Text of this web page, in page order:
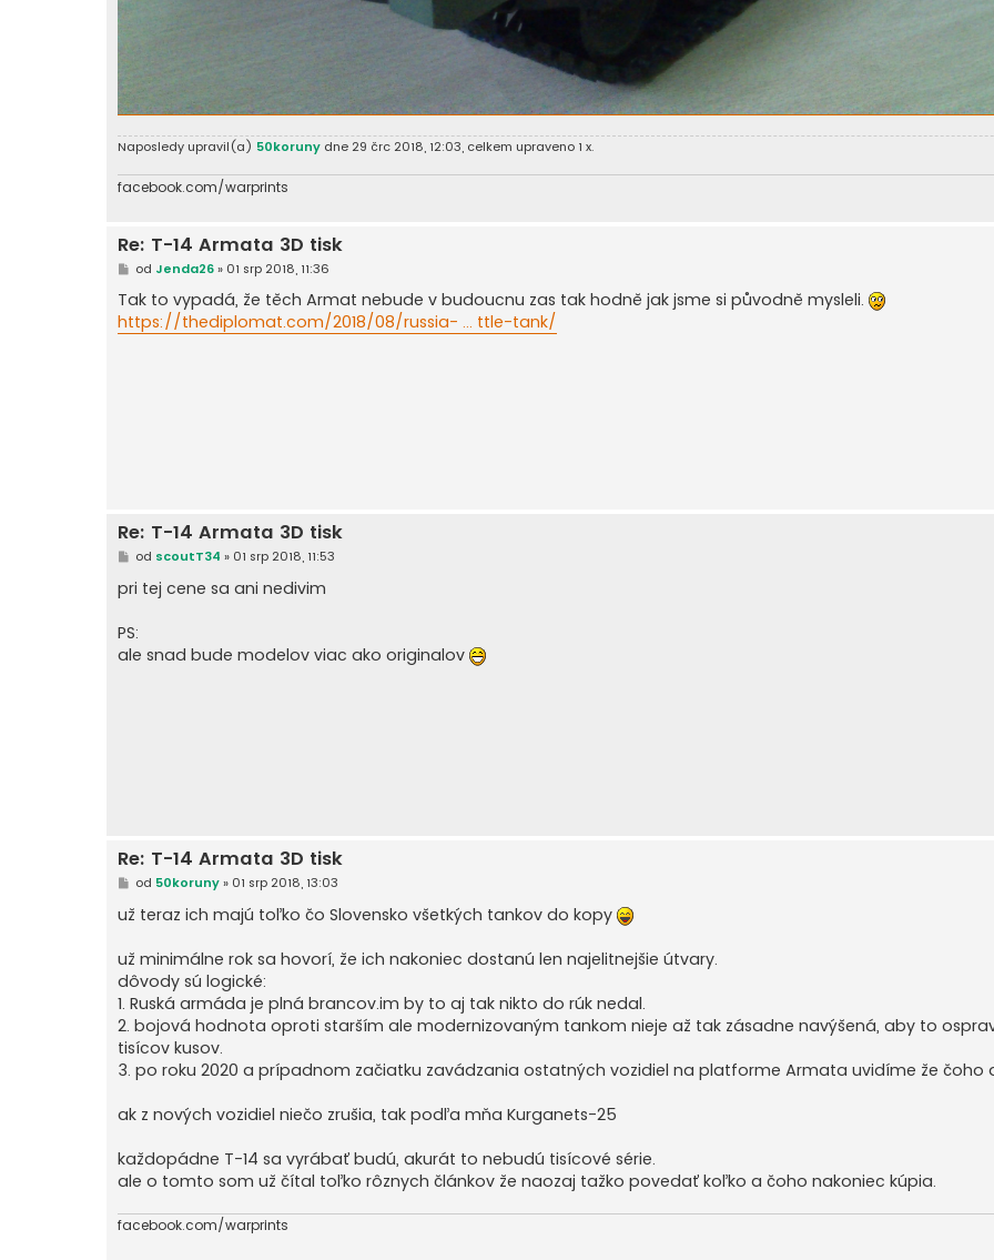
Naposledy upravil(a) 50koruny dne 29 črc 2018, 12:03, celkem upraveno 1 x.
facebook.com/warprints
Re: T-14 Armata 3D tisk
P
í
s
p
ě
od Jenda26» 01 srp 2018, 11:36
Tak to vypadá, že těch Armat nebude v budoucnu zas tak hodně jak jsme si původně mysleli.
https://thediplomat.com/2018/08/russia- ... ttle-tank/
Re: T-14 Armata 3D tisk
P
í
s
ě
v
e
od scoutT34 » 01 srp 2018, 11:53
pri tej cene sa ani nedivim
PS:
ale snad bude modelov viac ako originalov
Re: T-14 Armata 3D tisk
P
í
s
ě
v
e
k
od 50koruny» 01 srp 2018, 13:03
už teraz ich majú toľko čo Slovensko všetkých tankov do kopy
už minimálne rok sa hovorí, že ich nakoniec dostanú len najelitnejšie útvary.
dôvody sú logické:
1. Ruská armáda je plná brancov.im by to aj tak nikto do rúk nedal.
2. bojová hodnota oproti starším ale modernizovaným tankom nieje až tak zásadne navýšená, aby to
tisícov kusov.
3. po roku 2020 a prípadnom začiatku zavádzania ostatných vozidiel na platforme Armata uvidíme že čoho
ak z nových vozidiel niečo zrušia, tak podľa mňa Kurganets-25
každopádne T-14 sa vyrábať budú, akurát to nebudú tisícové série.
ale o tomto som už čítal toľko rôznych článkov že naozaj tažko povedať koľko a čoho nakoniec kúpia.
facebook.com/warprints